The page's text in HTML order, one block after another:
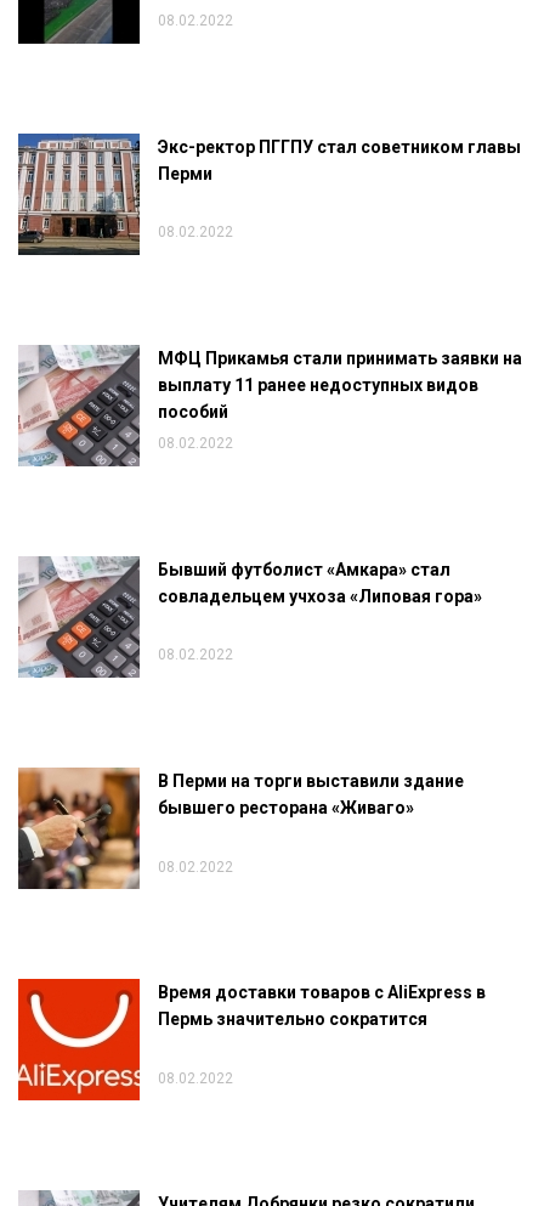
08.02.2022
Экс-ректор ПГГПУ стал советником главы
Перми
08.02.2022
МФЦ Прикамья стали принимать заявки на
выплату 11 ранее недоступных видов
пособий
08.02.2022
Бывший футболист «Амкара» стал
совладельцем учхоза «Липовая гора»
08.02.2022
В Перми на торги выставили здание
бывшего ресторана «Живаго»
08.02.2022
Время доставки товаров с AliExpress в
Пермь значительно сократится
08.02.2022